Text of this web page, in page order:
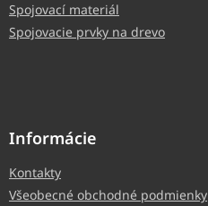
Spojovací materiál
Spojovacie prvky na drevo
Informácie
Kontakty
Všeobecné obchodné podmienky